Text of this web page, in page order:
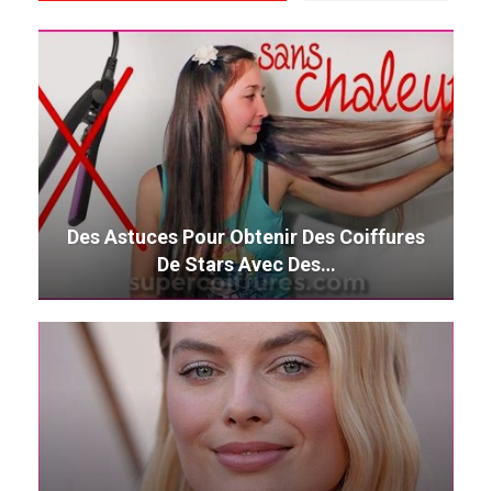
Des Astuces Pour Obtenir Des Coiffures
De Stars Avec Des…